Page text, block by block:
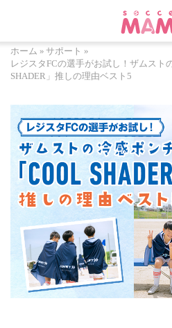
ホーム » サポート »
レジスタFCの選手がお試し！ザムスト
SHADER」推しの理由ベスト5